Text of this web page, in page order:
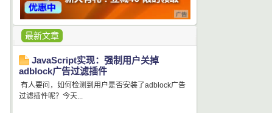
最新文章
JavaScript实现：强制用户关掉
adblock广告过滤插件
有人要问，如何检测到用户是否安装了adblock广告
过滤插件呢？今天...